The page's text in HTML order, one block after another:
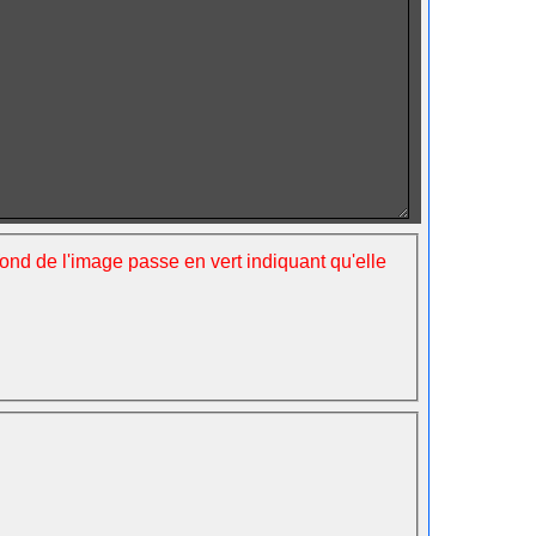
de l'image passe en vert indiquant qu'elle